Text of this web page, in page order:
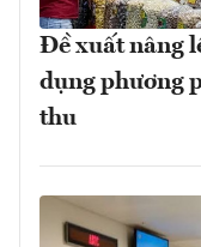
Đề xuất nâng
dụng phương
thu